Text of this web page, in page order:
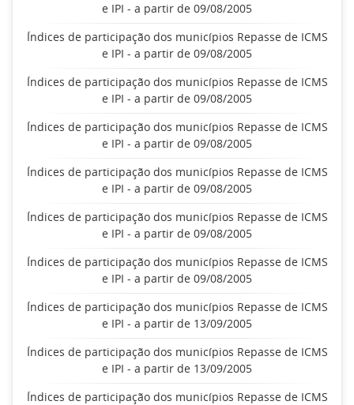
e IPI - a partir de 09/08/2005
Índices de participação dos municípios Repasse de ICMS
e IPI - a partir de 09/08/2005
Índices de participação dos municípios Repasse de ICMS
e IPI - a partir de 09/08/2005
Índices de participação dos municípios Repasse de ICMS
e IPI - a partir de 09/08/2005
Índices de participação dos municípios Repasse de ICMS
e IPI - a partir de 09/08/2005
Índices de participação dos municípios Repasse de ICMS
e IPI - a partir de 09/08/2005
Índices de participação dos municípios Repasse de ICMS
e IPI - a partir de 09/08/2005
Índices de participação dos municípios Repasse de ICMS
e IPI - a partir de 13/09/2005
Índices de participação dos municípios Repasse de ICMS
e IPI - a partir de 13/09/2005
Índices de participação dos municípios Repasse de ICMS